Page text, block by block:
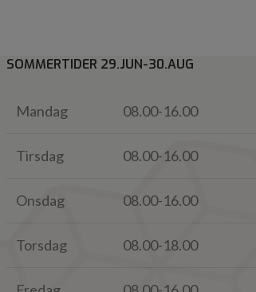
SOMMERTIDER 29.JUN-30.AUG
Mandag 08.00-16.00
Tirsdag 08.00-16.00
Onsdag 08.00-16.00
Torsdag 08.00-18.00